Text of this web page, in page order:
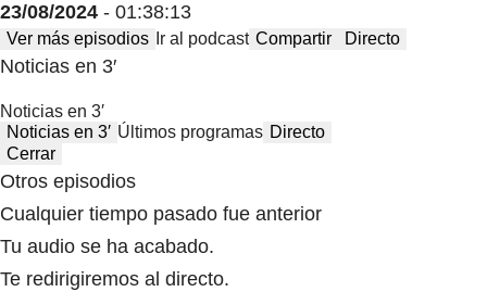
23/08/2024 - 01:38:13
Ver más episodios Ir al podcast Compartir Directo
Noticias en 3′
Noticias en 3′
Noticias en 3′ Últimos programas Directo
Cerrar
Otros episodios
Cualquier tiempo pasado fue anterior
Tu audio se ha acabado.
Te redirigiremos al directo.